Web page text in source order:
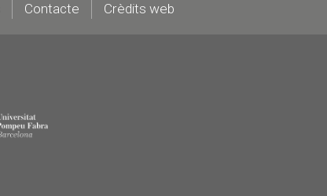
Contacte Crèdits web